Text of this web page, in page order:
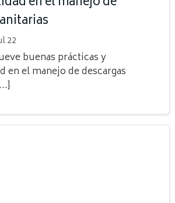
22
buenas prácticas y
en el manejo de descargas